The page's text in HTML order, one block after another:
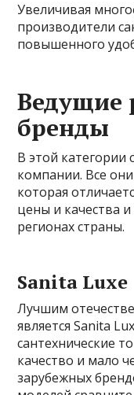
Увеличивая
производители
повышенного
Ведущие
бренды
В этой категории
компании. Все
которая
цены и качества и
регионах страны.
Sanita Luxe
Лучшим
является Sanita
сантехнические
качество и мало
зарубежных